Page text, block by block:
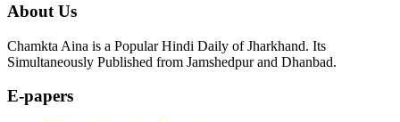
About Us
Chamkta Aina is a Popular Hindi Daily of Jharkhand. Its
Simultaneously Published from Jamshedpur and Dhanbad.
E-papers